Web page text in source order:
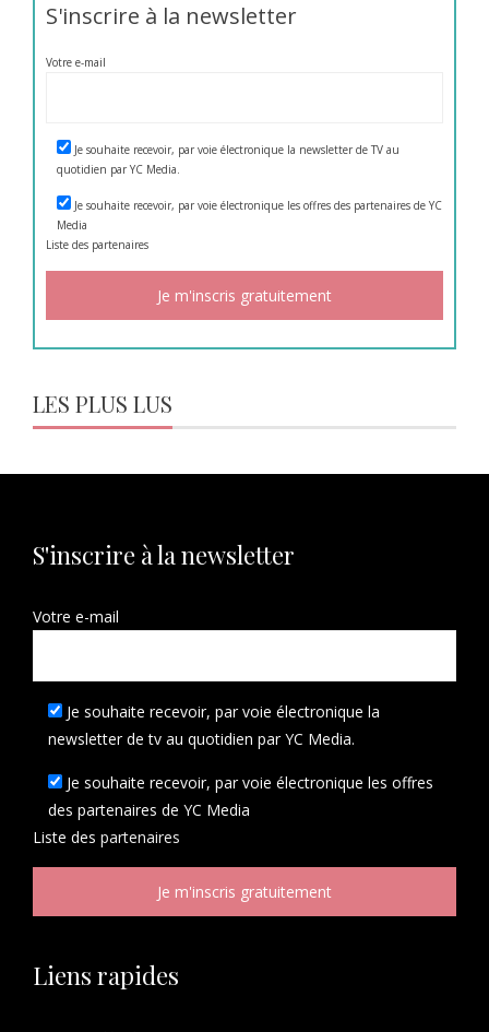
S'inscrire à la newsletter
Votre e-mail
Je souhaite recevoir, par voie électronique la newsletter de TV au
quotidien par YC Media.
Je souhaite recevoir, par voie électronique les offres des partenaires de YC
Media
Liste des partenaires
LES PLUS LUS
S'inscrire à la newsletter
Votre e-mail
Je souhaite recevoir, par voie électronique la
newsletter de tv au quotidien par YC Media.
Je souhaite recevoir, par voie électronique les offres
des partenaires de YC Media
Liste des partenaires
Liens rapides